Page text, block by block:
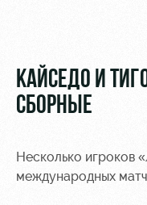
МГН
РЖД
Локо
КАЙСЕДО И
СБОРНЫЕ
Несколько игроков
международных